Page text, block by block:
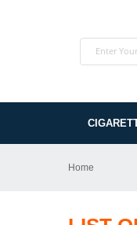
Home